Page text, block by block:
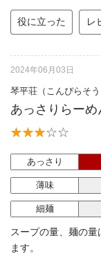
役に立った レ
2024年06月03日
琴平荘（こんぴらそ
あっさりらーめ
あっさり
薄味
細麺
スープの量、麺の
ます。